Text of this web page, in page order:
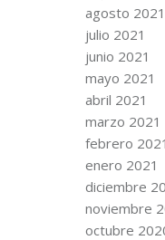
agosto 2021
julio 2021
junio 2021
mayo 2021
abril 2021
marzo 2021
febrero 2021
enero 2021
diciembre
noviembre
octubre